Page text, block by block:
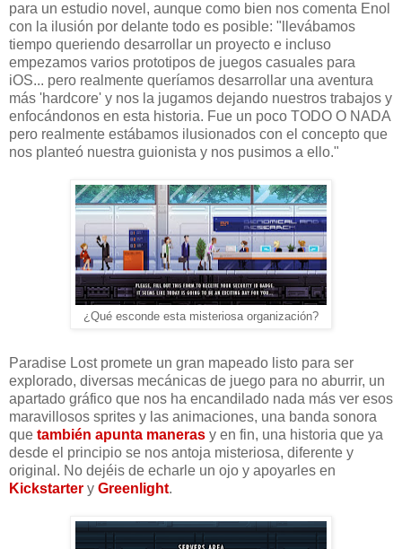
para un estudio novel, aunque como bien nos comenta Enol
con la ilusión por delante todo es posible: "llevábamos
tiempo queriendo desarrollar un proyecto e incluso
empezamos varios prototipos de juegos casuales para
iOS... pero realmente queríamos desarrollar una aventura
más 'hardcore' y nos la jugamos dejando nuestros trabajos y
enfocándonos en esta historia. Fue un poco TODO O NADA
pero realmente estábamos ilusionados con el concepto que
nos planteó nuestra guionista y nos pusimos a ello."
¿Qué esconde esta misteriosa organización?
Paradise Lost promete un gran mapeado listo para ser
explorado, diversas mecánicas de juego para no aburrir, un
apartado gráfico que nos ha encandilado nada más ver esos
maravillosos sprites y las animaciones, una banda sonora
que también apunta maneras y en fin, una historia que ya
desde el principio se nos antoja misteriosa, diferente y
original. No dejéis de echarle un ojo y apoyarles en
Kickstarter y Greenlight.